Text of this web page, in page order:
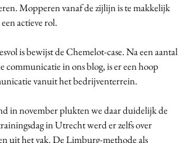
Mopperen vanaf de zijlijn is te makkelijk
actieve rol.
is bewijst de Chemelot-case. Na een aantal
communicatie in ons blog, is er een hoop
vanuit het bedrijventerrein.
in november plukten we daar duidelijk de
in Utrecht werd er zelfs over
uit het vak. De Limburg-methode als